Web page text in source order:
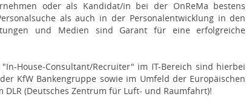
oder als Kandidat/in bei der OnReMa bestens
als auch in der Personalentwicklung in den
und Medien sind Garant für eine erfolgreiche
House-Consultant/Recruiter" im IT-Bereich sind hierbei
KfW Bankengruppe sowie im Umfeld der Europäischen
(Deutsches Zentrum für Luft- und Raumfahrt)!